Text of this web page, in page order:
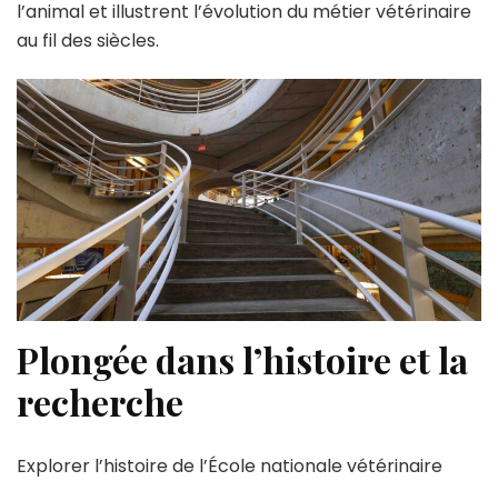
l’animal et illustrent l’évolution du métier vétérinaire
au fil des siècles.
Plongée dans l’histoire et la
recherche
Explorer l’histoire de l’École nationale vétérinaire